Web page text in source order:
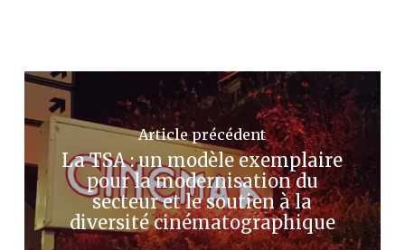
Article précédent
La TSA : un modèle exemplaire
pour la modernisation du
secteur et le soutien à la
diversité cinématographique